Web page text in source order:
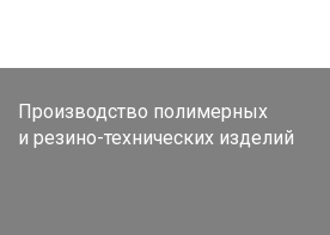
Производство полимерных
и резино-технических изделий